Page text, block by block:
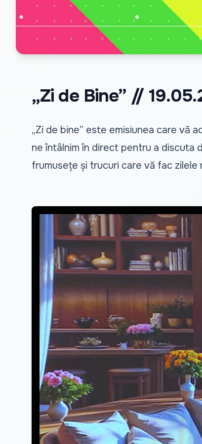
„Zi de Bine” //
„Zi de bine” este emisiunea care vă
ne întâlnim în direct pentru a discuta
frumusețe și trucuri care vă fac zilele